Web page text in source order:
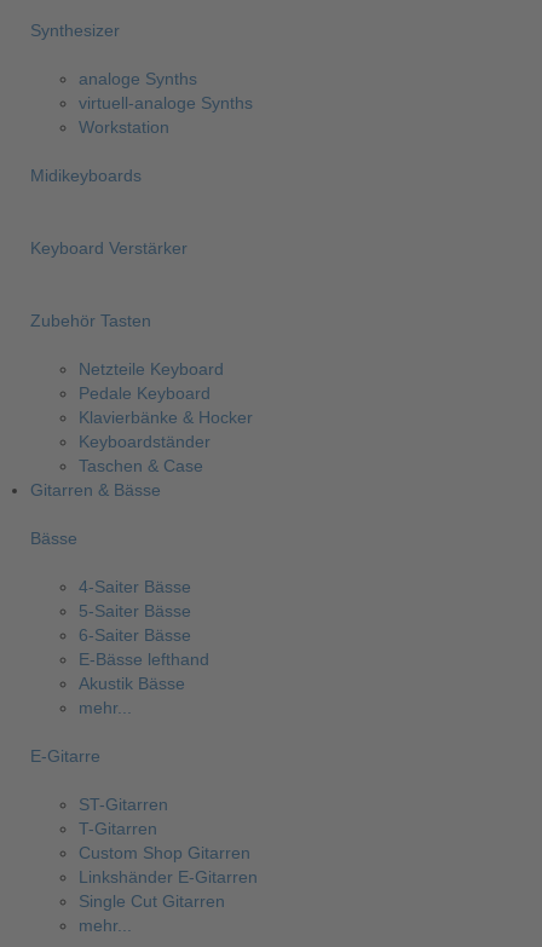
Synthesizer
analoge Synths
virtuell-analoge Synths
Workstation
Midikeyboards
Keyboard Verstärker
Zubehör Tasten
Netzteile Keyboard
Pedale Keyboard
Klavierbänke & Hocker
Keyboardständer
Taschen & Case
Gitarren & Bässe
Bässe
4-Saiter Bässe
5-Saiter Bässe
6-Saiter Bässe
E-Bässe lefthand
Akustik Bässe
mehr...
E-Gitarre
ST-Gitarren
T-Gitarren
Custom Shop Gitarren
Linkshänder E-Gitarren
Single Cut Gitarren
mehr...